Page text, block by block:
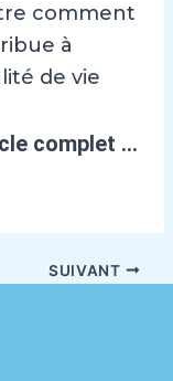
comment
à
de vie
complet …
SUIVANT